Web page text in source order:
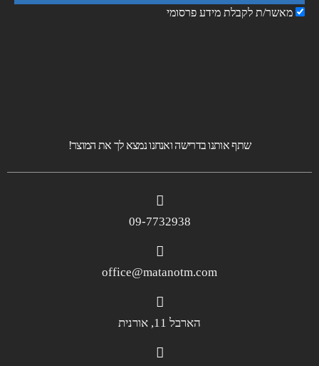
מאשר/ת לקבלת מידע פרסומי
שתף אותנו בדרישה ואנחנו נמצא לך את המוצר!
09-7732938
office@matanotm.com
הארבל 11, אורנית